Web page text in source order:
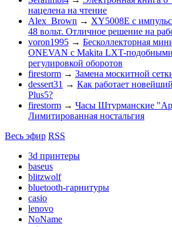
нацелена на чтение
Alex_Brown → XY5008E с
48 вольт. Отличное решение на
voron1995 → Бесколлекторная
ONEVAN с Makita LXT-
регулировкой оборотов
firestorm → Замена москитной
dessert31 → Как работает
Plus5?
firestorm → Часы Штурманские
Лимитированная ностальгия
Весь эфир RSS
3d принтеры
baseus
blitzwolf
bluetooth-гарнитуры
casio
lenovo
NoName